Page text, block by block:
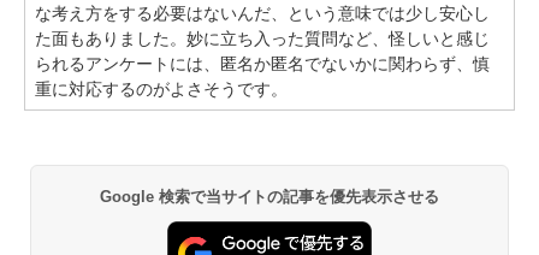
な考え方をする必要はないんだ、という意味では少し安心し
た面もありました。妙に立ち入った質問など、怪しいと感じ
られるアンケートには、匿名か匿名でないかに関わらず、慎
重に対応するのがよさそうです。
Google 検索で当サイトの記事を優先表示させる